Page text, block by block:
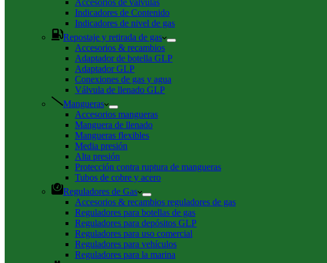
Accesorios de válvulas
Indicadores de Contenido
Indicadores de nivel de gas
Repostaje y retirada de gas
Accesorios & recambios
Adaptador de botella GLP
Adaptador GLP
Conexiones de gas y agua
Válvula de llenado GLP
Mangueras
Accesorios mangueras
Manguera de llenado
Mangueras flexibles
Media presión
Alta presión
Protección contra ruptura de mangueras
Tubos de cobre y acero
Reguladores de Gas
Accesorios & recambios reguladores de gas
Reguladores para botellas de gas
Reguladores para depósitos GLP
Reguladores para uso comercial
Reguladores para vehículos
Reguladores para la marina